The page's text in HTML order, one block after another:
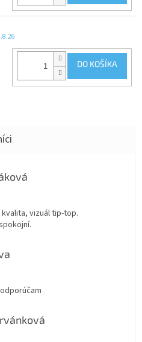
DO KOŠÍKA
je 5 z 5 hviezdičiek.
vizuál tip-top.
je 5 z 5 hviezdičiek.
je 5 z 5 hviezdičiek.